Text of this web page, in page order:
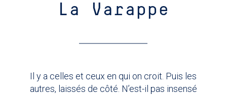
La Varappe
Il y a celles et ceux en qui on croit. Puis les
autres, laissés de côté. N’est-il pas insensé